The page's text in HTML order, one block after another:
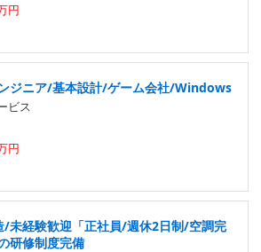
円
ジニア/基本設計/ゲーム会社/Windows
ビス
円
/未経験歓迎「正社員/週休2日制/空調完
研修制度完備